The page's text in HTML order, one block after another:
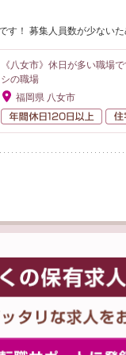
す！ 募集人員数が少ない
《八女市》休日が多い職場
シの職場
福岡県 八女市
年間